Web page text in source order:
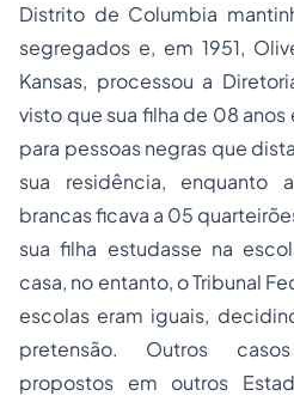
Distrito de Columbia
segregados e, em 1951,
Kansas, processou a
visto que sua filha de 08
para pessoas negras que
sua residência, enquanto
brancas ficava a 05
sua filha estudasse na
casa, no entanto, o Tribunal
escolas eram iguais,
pretensão. Outros
propostos em outros